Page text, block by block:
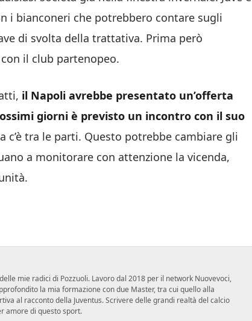
i bianconeri che potrebbero contare sugli
di svolta della trattativa. Prima però
il club partenopeo.
il Napoli avrebbe presentato un’offerta
giorni è previsto un incontro con il suo
c’è tra le parti. Questo potrebbe cambiare gli
a monitorare con attenzione la vicenda,
mie radici di Pozzuoli. Lavoro dal 2018 per il network Nuovevoci,
la mia formazione con due Master, tra cui quello alla
al racconto della Juventus. Scrivere delle grandi realtà del calcio
amore di questo sport.